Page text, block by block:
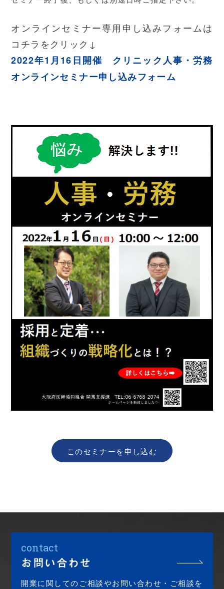
オンラインセミナー専用申し込みフォームは
コチラをクリック↓
2022年1月16日開催 クリニック人事・労務
オンラインセミナー申し込みフォーム
このセミナーを申し込む
contact
お問い合わせ
開業に関してのご相談やお問い合わせ・ご相談を